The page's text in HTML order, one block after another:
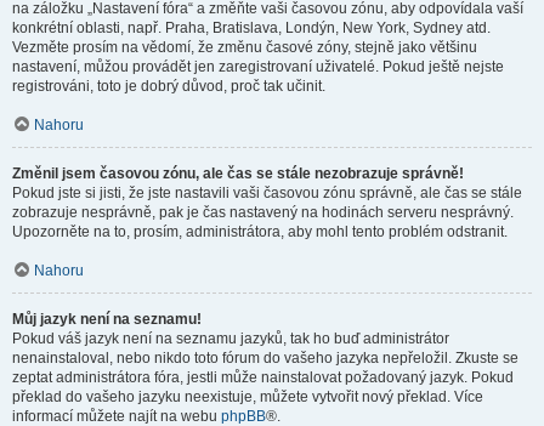
na záložku „Nastavení fóra“ a změňte vaši časovou zónu, aby odpovídala vaší
konkrétní oblasti, např. Praha, Bratislava, Londýn, New York, Sydney atd.
Vezměte prosím na vědomí, že změnu časové zóny, stejně jako většinu
nastavení, můžou provádět jen zaregistrovaní uživatelé. Pokud ještě nejste
registrováni, toto je dobrý důvod, proč tak učinit.
Nahoru
Změnil jsem časovou zónu, ale čas se stále nezobrazuje správně!
Pokud jste si jisti, že jste nastavili vaši časovou zónu správně, ale čas se stále
zobrazuje nesprávně, pak je čas nastavený na hodinách serveru nesprávný.
Upozorněte na to, prosím, administrátora, aby mohl tento problém odstranit.
Nahoru
Můj jazyk není na seznamu!
Pokud váš jazyk není na seznamu jazyků, tak ho buď administrátor
nenainstaloval, nebo nikdo toto fórum do vašeho jazyka nepřeložil. Zkuste se
zeptat administrátora fóra, jestli může nainstalovat požadovaný jazyk. Pokud
překlad do vašeho jazyku neexistuje, můžete vytvořit nový překlad. Více
informací můžete najít na webu phpBB®.